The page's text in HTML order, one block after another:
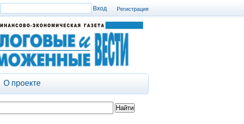
Регистрация
О проекте